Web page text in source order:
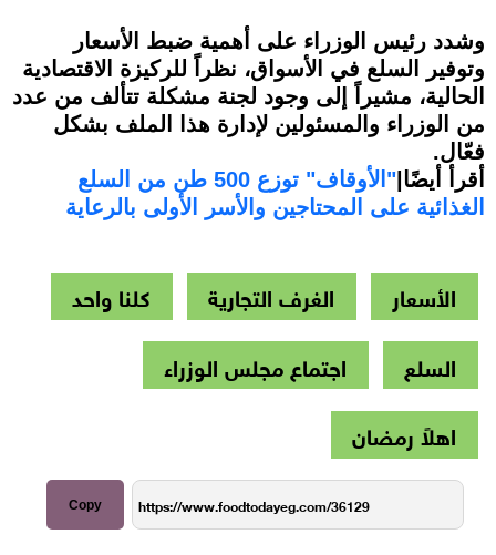
وشدد رئيس الوزراء على أهمية ضبط الأسعار
وتوفير السلع في الأسواق، نظراً للركيزة الاقتصادية
الحالية، مشيراً إلى وجود لجنة مشكلة تتألف من عدد
من الوزراء والمسئولين لإدارة هذا الملف بشكل
فعّال.
أقرأ أيضًا|
"الأوقاف" توزع 500 طن من السلع
الغذائية على المحتاجين والأسر الأولى بالرعاية
الأسعار الغرف التجارية
كلنا واحد
السلع
اجتماع مجلس الوزراء
اهلاً رمضان
Copy